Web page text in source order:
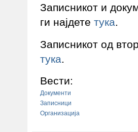
Записникот и
ги најдете тука.
Записникот од
тука
Вести:
Документи
Записници
Организација